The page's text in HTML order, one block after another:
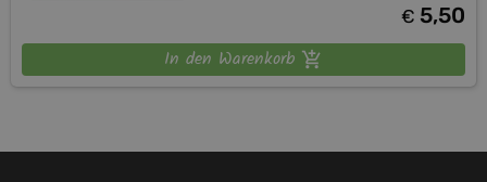
€ 5,50
In den Warenkorb